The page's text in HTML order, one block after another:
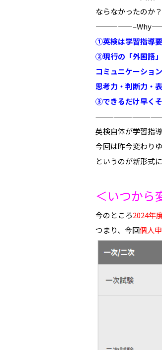
ならなかったのか
①英検は学習指導
②現行の「外国語」
コミュニケーショ
思考力・判断力・
③できるだけ早く
英検自体が学習指
今回は昨今変わり
というのが新形式
＜いつから
今のところ2024年
つまり、今回個人